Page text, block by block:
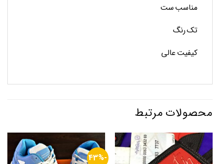
مناسب ست
تک رنگ
کیفیت عالی
محصولات مرتبط
-43%